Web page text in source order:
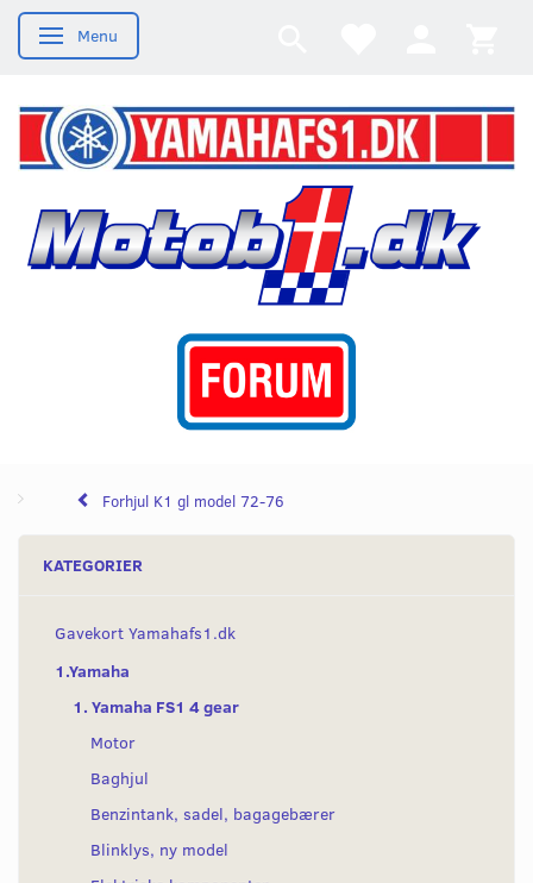
Skifte navigation
Menu
Forhjul K1 gl model 72-76
KATEGORIER
Gavekort Yamahafs1.dk
1.Yamaha
1. Yamaha FS1 4 gear
Motor
Baghjul
Benzintank, sadel, bagagebærer
Blinklys, ny model